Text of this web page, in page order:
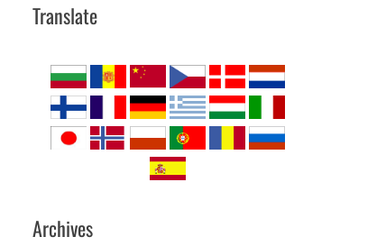
Translate
Archives